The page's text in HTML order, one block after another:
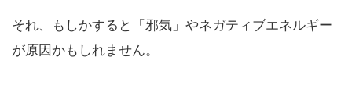
それ、もしかすると「邪気」やネガティブエネルギー
が原因かもしれません。